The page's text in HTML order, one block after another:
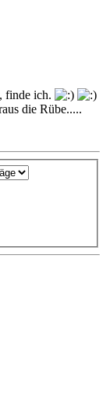
finde ich.
die Rübe.....